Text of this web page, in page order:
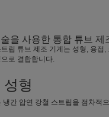
을 사용한 통합 튜브 제
립 튜브 제조 기계는 성형, 용접
로 결합합니다.
형
냉간 압연 강철 스트립을 점차적